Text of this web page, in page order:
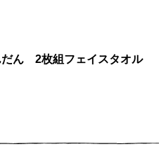
だん 2枚組フェイスタオル